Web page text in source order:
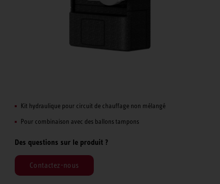
Kit hydraulique pour circuit de chauffage non mélangé
Pour combinaison avec des ballons tampons
Des questions sur le produit ?
Contactez-nous